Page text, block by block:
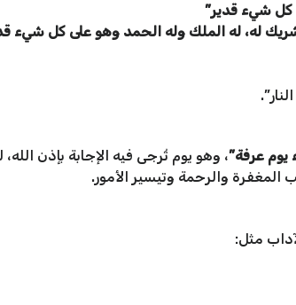
كل شيء قدير”
شريك له، له الملك وله الحمد وهو على كل شيء
يوم عرفة”، وهو يوم تُرجى فيه الإجابة بإذن
والرحمة وتيسير الأمور.
مثل: